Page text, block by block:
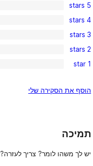
1
5-
star
review
5 stars
0
4-
star
reviews
4 stars
0
3-
star
3 stars
0
reviews
2 stars
0
star
1 star
הוסף את הסקירה שלי
תמיכה
יש לך משהו לומר? צריך לעזרה?